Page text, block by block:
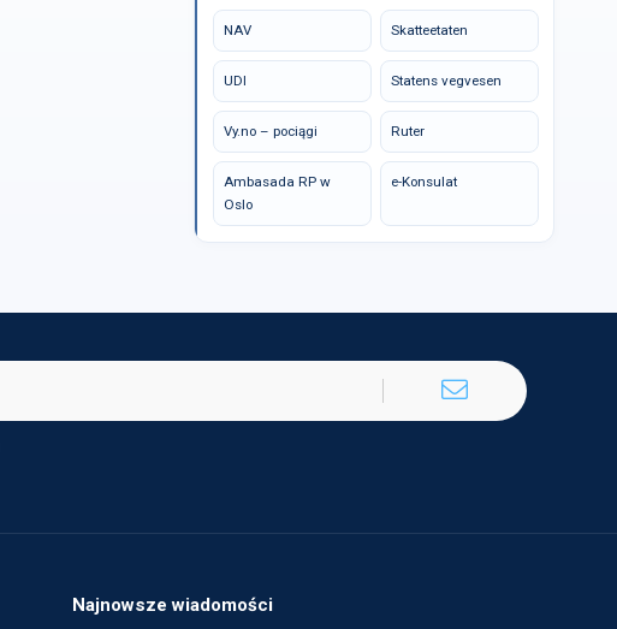
NAV Skatteetaten
UDI Statens vegvesen
Vy.no – pociągi Ruter
Ambasada RP w
Oslo
e-Konsulat
Najnowsze wiadomości